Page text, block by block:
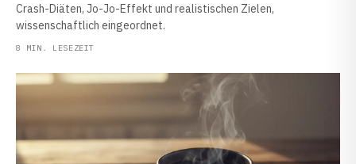
Crash-Diäten, Jo-Jo-Effekt und realistischen Zielen,
wissenschaftlich eingeordnet.
8 MIN. LESEZEIT